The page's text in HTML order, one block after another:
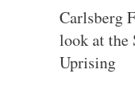
Carlsberg
look at the
Uprising